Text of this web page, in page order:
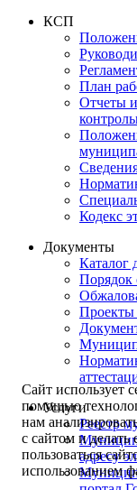
КСП
План
Отчеты
Кодекс
Документы
Каталог
Порядок
Проекты
Услуги
Реестр
адресу
Сайт использует
помощью
нам
с сайтом и
пользоваться
использованием